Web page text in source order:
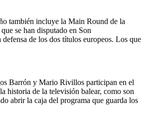
también incluye la Main Round de la
se han disputado en Son
de los dos títulos europeos. Los que
Barrón y Mario Rivillos participan en el
historia de la televisión balear, como son
abrir la caja del programa que guarda los